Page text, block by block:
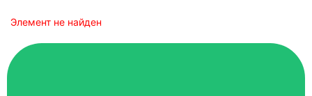
Элемент не найден